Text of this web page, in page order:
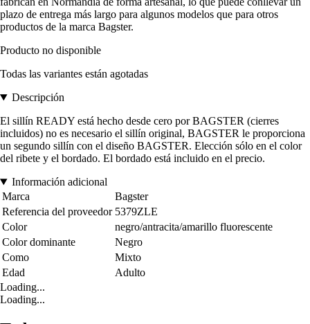
plazo de entrega más largo para algunos modelos que para otros
productos de la marca Bagster.
Producto no disponible
Todas las variantes están agotadas
Descripción
El sillín READY está hecho desde cero por BAGSTER (cierres
incluidos) no es necesario el sillín original, BAGSTER le proporciona
un segundo sillín con el diseño BAGSTER. Elección sólo en el color
del ribete y el bordado. El bordado está incluido en el precio.
Información adicional
Marca
Bagster
Referencia del proveedor 5379ZLE
Color
negro/antracita/amarillo fluorescente
Color dominante
Negro
Como
Mixto
Edad
Adulto
Loading...
Loading...